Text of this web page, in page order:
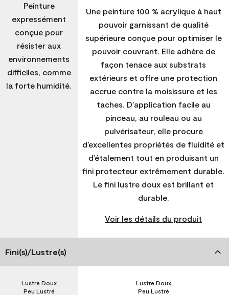
Peinture
expressément
conçue pour
résister aux
environnements
difficiles, comme
la forte humidité.
Une peinture 100 % acrylique à haut
pouvoir garnissant de qualité
supérieure conçue pour optimiser le
pouvoir couvrant. Elle adhère de
façon tenace aux substrats
extérieurs et offre une protection
accrue contre la moisissure et les
taches. D’application facile au
pinceau, au rouleau ou au
pulvérisateur, elle procure
d’excellentes propriétés de fluidité et
d’étalement tout en produisant un
fini protecteur extrêmement durable.
Le fini lustre doux est brillant et
durable.
Voir les détails du produit
Fini(s)/Lustre(s)
Peu Lustré
Lustre Doux
Peu Lustré
Lustre Doux